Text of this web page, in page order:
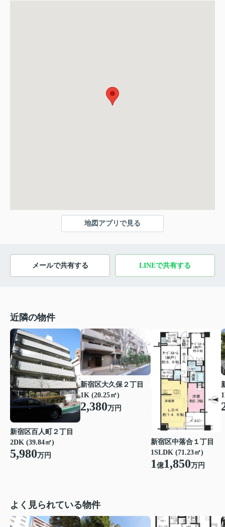
地図アプリで見る
メールで共有する LINEで共有する
近隣の物件
新宿区百人町２丁目
2DK (39.84㎡)
5,980万円
新宿区大久保２丁目
1K (20.25㎡)
2,380万円
新宿区中落合１丁目
1SLDK (71.23㎡)
1億1,850万円
よく見られている物件